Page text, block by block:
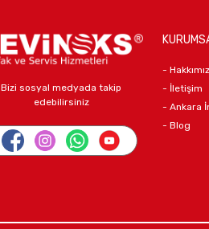
Bizi sosyal medyada takip
edebilirsiniz
-
- İletişim
- Ankara
- Blog